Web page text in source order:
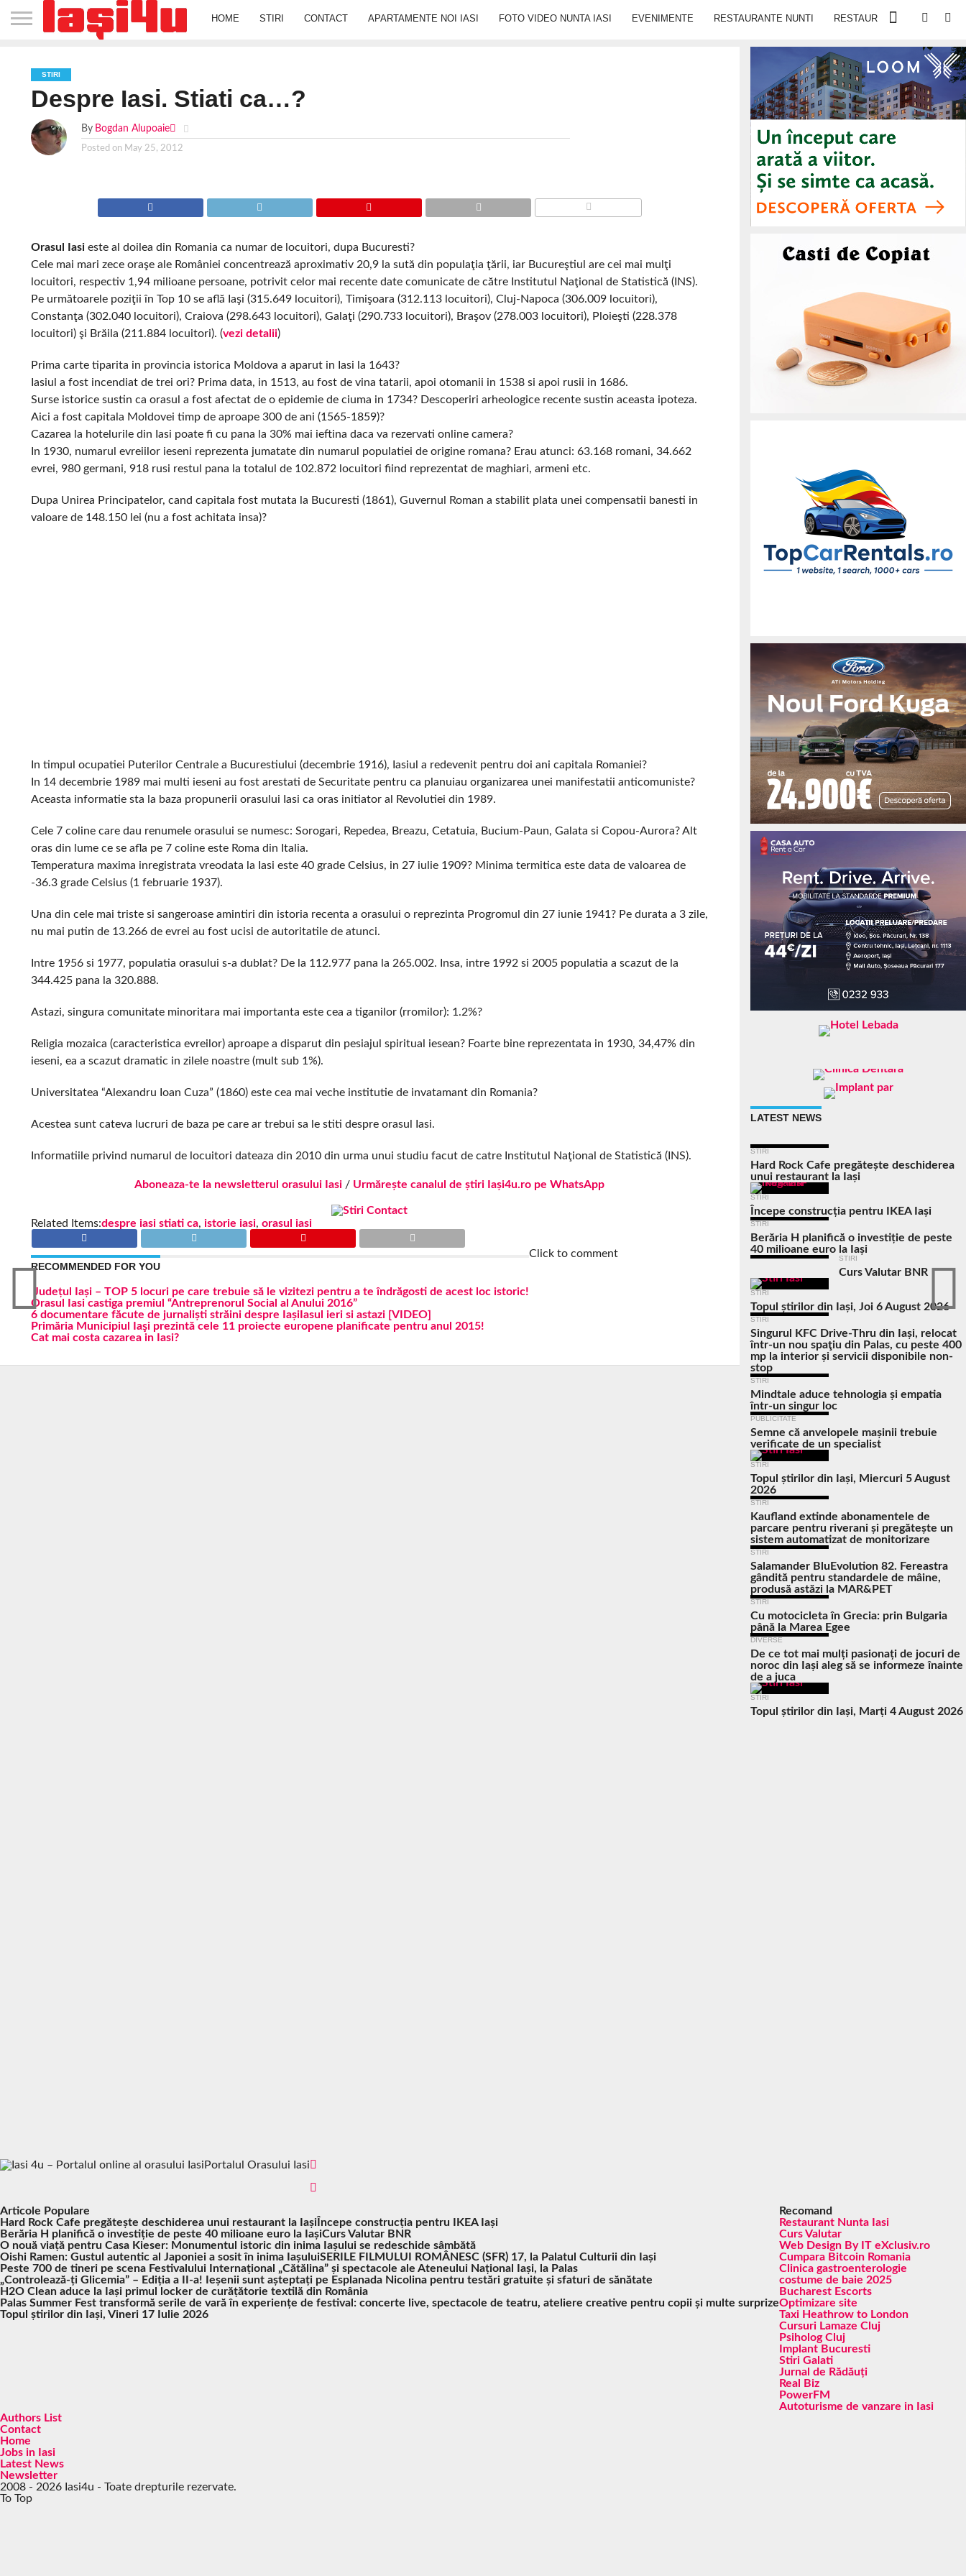
HOME STIRI CONTACT APARTAMENTE NOI IASI FOTO VIDEO NUNTA IASI EVENIMENTE RESTAURANTE NUNTI RESTAURANTE IN IASI
STIRI
Despre Iasi. Stiati ca…?
By Bogdan Alupoaie
Posted on May 25, 2012
Orasul Iasieste al doilea din Romania ca numar de locuitori, dupa Bucuresti?
Cele mai mari zece oraşe ale României concentrează aproximativ 20,9 la sută din populaţia ţării, iar Bucureştiul are cei mai mulţi
locuitori, respectiv 1,94 milioane persoane, potrivit celor mai recente date comunicate de către Institutul Naţional de Statistică (INS).
Pe următoarele poziţii în Top 10 se află Iaşi (315.649 locuitori), Timişoara (312.113 locuitori), Cluj-Napoca (306.009 locuitori),
Constanţa (302.040 locuitori), Craiova (298.643 locuitori), Galaţi (290.733 locuitori), Braşov (278.003 locuitori), Ploieşti (228.378
locuitori) şi Brăila (211.884 locuitori). (vezi detalii)
Prima carte tiparita in provincia istorica Moldova a aparut in Iasi la 1643?
Iasiul a fost incendiat de trei ori? Prima data, in 1513, au fost de vina tatarii, apoi otomanii in 1538 si apoi rusii in 1686.
Surse istorice sustin ca orasul a fost afectat de o epidemie de ciuma in 1734? Descoperiri arheologice recente sustin aceasta ipoteza.
Aici a fost capitala Moldovei timp de aproape 300 de ani (1565-1859)?
Cazarea la hotelurile din Iasi poate fi cu pana la 30% mai ieftina daca va rezervati online camera?
In 1930, numarul evreiilor ieseni reprezenta jumatate din numarul populatiei de origine romana? Erau atunci: 63.168 romani, 34.662
evrei, 980 germani, 918 rusi restul pana la totalul de 102.872 locuitori fiind reprezentat de maghiari, armeni etc.
Dupa Unirea Principatelor, cand capitala fost mutata la Bucuresti (1861), Guvernul Roman a stabilit plata unei compensatii banesti in
valoare de 148.150 lei (nu a fost achitata insa)?
In timpul ocupatiei Puterilor Centrale a Bucurestiului (decembrie 1916), Iasiul a redevenit pentru doi ani capitala Romaniei?
In 14 decembrie 1989 mai multi ieseni au fost arestati de Securitate pentru ca planuiau organizarea unei manifestatii anticomuniste?
Aceasta informatie sta la baza propunerii orasului Iasi ca oras initiator al Revolutiei din 1989.
Cele 7 coline care dau renumele orasului se numesc: Sorogari, Repedea, Breazu, Cetatuia, Bucium-Paun, Galata si Copou-Aurora? Alt
oras din lume ce se afla pe 7 coline este Roma din Italia.
Temperatura maxima inregistrata vreodata la Iasi este 40 grade Celsius, in 27 iulie 1909? Minima termitica este data de valoarea de
-36.3 grade Celsius (1 februarie 1937).
Una din cele mai triste si sangeroase amintiri din istoria recenta a orasului o reprezinta Progromul din 27 iunie 1941? Pe durata a 3 zile,
nu mai putin de 13.266 de evrei au fost ucisi de autoritatile de atunci.
Intre 1956 si 1977, populatia orasului s-a dublat? De la 112.977 pana la 265.002. Insa, intre 1992 si 2005 populatia a scazut de la
344.425 pana la 320.888.
Astazi, singura comunitate minoritara mai importanta este cea a tiganilor (rromilor): 1.2%?
Religia mozaica (caracteristica evreilor) aproape a disparut din pesiajul spiritual iesean? Foarte bine reprezentata in 1930, 34,47% din
ieseni, ea a scazut dramatic in zilele noastre (mult sub 1%).
Universitatea “Alexandru Ioan Cuza” (1860) este cea mai veche institutie de invatamant din Romania?
Acestea sunt cateva lucruri de baza pe care ar trebui sa le stiti despre orasul Iasi.
Informatiile privind numarul de locuitori dateaza din 2010 din urma unui studiu facut de catre Institutul Naţional de Statistică (INS).
Aboneaza-te la newsletterul orasului Iasi / Urmărește canalul de știri Iași4u.ro pe WhatsApp
Related Items:despre iasi stiati ca, istorie iasi, orasul iasi
RECOMMENDED FOR YOU
Județul Iași – TOP 5 locuri pe care trebuie să le vizitezi pentru a te îndrăgosti de acest loc istoric!
Orasul Iasi castiga premiul “Antreprenorul Social al Anului 2016”
6 documentare făcute de jurnaliști străini despre IașiIasul ieri si astazi [VIDEO]
Primăria Municipiul Iaşi prezintă cele 11 proiecte europene planificate pentru anul 2015!
Cat mai costa cazarea in Iasi?
Click to comment
LATEST NEWS
STIRI
Hard Rock Cafe pregătește deschiderea
unui restaurant la Iași
STIRI
Începe construcția pentru IKEA Iași
STIRI
Berăria H planifică o investiție de peste
40 milioane euro la Iași
STIRI
Curs Valutar BNR
STIRI
Topul știrilor din Iași, Joi 6 August 2026
STIRI
Singurul KFC Drive-Thru din Iași, relocat
într-un nou spaţiu din Palas, cu peste 400
mp la interior și servicii disponibile non-
stop
STIRI
Mindtale aduce tehnologia și empatia
într-un singur loc
PUBLICITATE
Semne că anvelopele mașinii trebuie
verificate de un specialist
STIRI
Topul știrilor din Iași, Miercuri 5 August
2026
STIRI
Kaufland extinde abonamentele de
parcare pentru riverani și pregătește un
sistem automatizat de monitorizare
STIRI
Salamander BluEvolution 82. Fereastra
gândită pentru standardele de mâine,
produsă astăzi la MAR&PET
STIRI
Cu motocicleta în Grecia: prin Bulgaria
până la Marea Egee
DIVERSE
De ce tot mai mulți pasionați de jocuri de
noroc din Iași aleg să se informeze înainte
de a juca
STIRI
Topul știrilor din Iași, Marți 4 August 2026
Portalul Orasului Iasi
Articole Populare
Hard Rock Cafe pregătește deschiderea unui restaurant la Iași Începe construcția pentru IKEA Iași
Berăria H planifică o investiție de peste 40 milioane euro la IașiCurs Valutar BNR
O nouă viață pentru Casa Kieser: Monumentul istoric din inima Iașului se redeschide sâmbătă
Oishi Ramen: Gustul autentic al Japoniei a sosit în inima IașuluiSERILE FILMULUI ROMÂNESC (SFR) 17, la Palatul Culturii din Iași
Peste 700 de tineri pe scena Festivalului Internațional „Cătălina” și spectacole ale Ateneului Național Iași, la Palas
„Controlează-ți Glicemia” – Ediția a II-a! Ieșenii sunt așteptați pe Esplanada Nicolina pentru testări gratuite și sfaturi de sănătate
H2O Clean aduce la Iași primul locker de curățătorie textilă din România
Palas Summer Fest transformă serile de vară în experiențe de festival: concerte live, spectacole de teatru, ateliere creative pentru copii și multe surprize
Topul știrilor din Iași, Vineri 17 Iulie 2026
Recomand
Restaurant Nunta Iasi
Curs Valutar
Web Design By IT eXclusiv.ro
Cumpara Bitcoin Romania
Clinica gastroenterologie
costume de baie 2025
Bucharest Escorts
Optimizare site
Taxi Heathrow to London
Cursuri Lamaze Cluj
Psiholog Cluj
Implant Bucuresti
Stiri Galati
Jurnal de Rădăuți
Real Biz
PowerFM
Autoturisme de vanzare in Iasi
Authors List
Contact
Home
Jobs in Iasi
Latest News
Newsletter
2008 - 2026 Iasi4u - Toate drepturile rezervate.
To Top